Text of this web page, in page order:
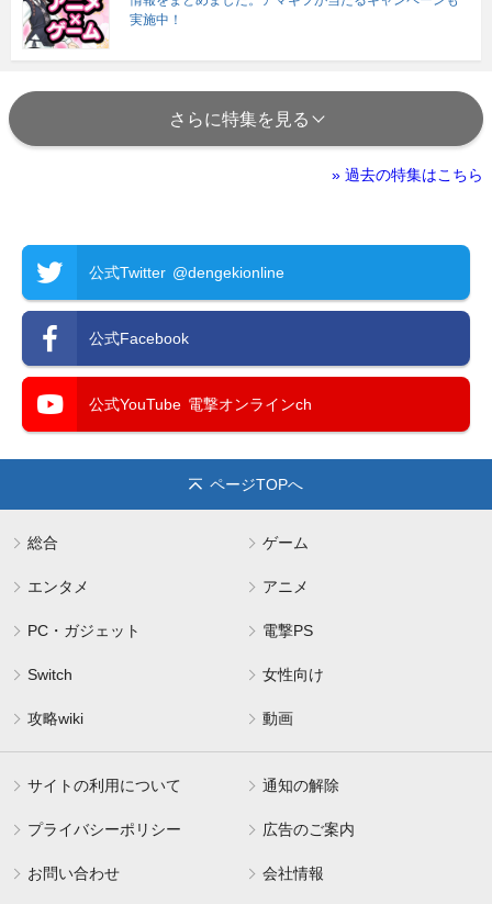
実施中！
さらに特集を見る
» 過去の特集はこちら
公式Twitter @dengekionline
公式Facebook
公式YouTube 電撃オンラインch
ページTOPへ
総合 ゲーム
エンタメ アニメ
PC・ガジェット 電撃PS
Switch 女性向け
攻略wiki 動画
サイトの利用について 通知の解除
プライバシーポリシー 広告のご案内
お問い合わせ 会社情報